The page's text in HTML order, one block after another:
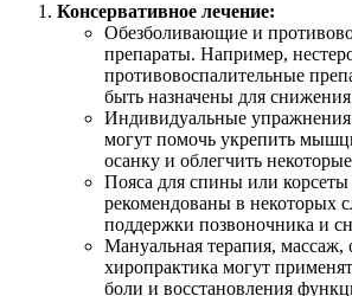
Консервативное лечение:
Обезболивающие и
препараты. Например,
противовоспалительные
быть назначены для
Индивидуальные
могут помочь укрепить
осанку и облегчить
Пояса для спины или
рекомендованы в некоторых
поддержки позвоночника и
Мануальная терапия, массаж,
хиропрактика могут
боли и восстановления